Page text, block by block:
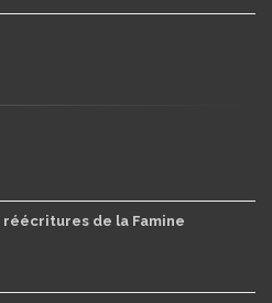
de la Famine